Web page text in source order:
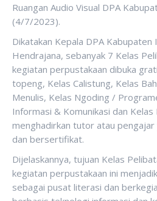
Ruangan Audio Visual DPA
(4/7/2023).
Dikatakan Kepala DPA Kabupaten
Hendrajana, sebanyak 7 Kelas
kegiatan perpustakaan dibuka
topeng, Kelas Calistung, Kelas
Menulis, Kelas Ngoding /
Informasi & Komunikasi dan Kelas
menghadirkan tutor atau pengajar
dan bersertifikat.
Dijelaskannya, tujuan Kelas
kegiatan perpustakaan ini
sebagai pusat literasi dan